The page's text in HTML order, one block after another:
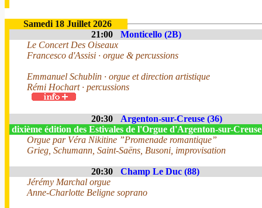
Samedi 18 Juillet 2026
21:00
Monticello (2B)
Le Concert Des Oiseaux
Francesco d'Assisi · orgue & percussions
Emmanuel Schublin · orgue et direction artistique
Rémi Hochart · percussions
20:30
Argenton-sur-Creuse (36)
dixième édition des Estivales de l'Orgue d'Argenton-sur-
Orgue par Véra Nikitine ”Promenade romantique”
Grieg, Schumann, Saint-Saëns, Busoni, improvisation
20:30
Champ Le Duc (88)
Jérémy Marchal orgue
Anne-Charlotte Beligne soprano